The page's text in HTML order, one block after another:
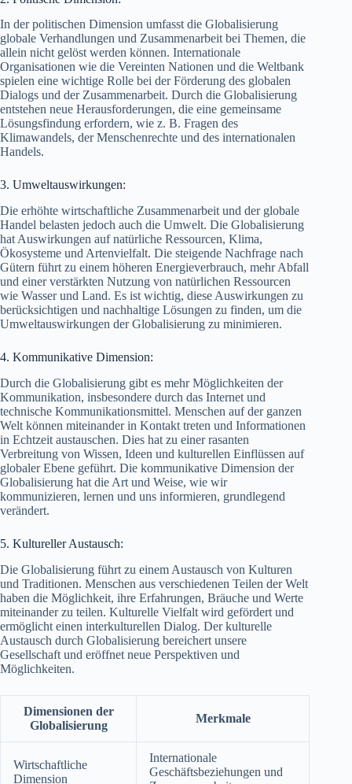
In der politischen Dimension umfasst die Globalisierung
globale Verhandlungen und Zusammenarbeit bei Themen, die
allein nicht gelöst werden können. Internationale
Organisationen wie die Vereinten Nationen und die Weltbank
spielen eine wichtige Rolle bei der Förderung des globalen
Dialogs und der Zusammenarbeit. Durch die Globalisierung
entstehen neue Herausforderungen, die eine gemeinsame
Lösungsfindung erfordern, wie z. B. Fragen des
Klimawandels, der Menschenrechte und des internationalen
Handels.
3. Umweltauswirkungen:
Die erhöhte wirtschaftliche Zusammenarbeit und der globale
Handel belasten jedoch auch die Umwelt. Die Globalisierung
hat Auswirkungen auf natürliche Ressourcen, Klima,
Ökosysteme und Artenvielfalt. Die steigende Nachfrage nach
Gütern führt zu einem höheren Energieverbrauch, mehr Abfall
und einer verstärkten Nutzung von natürlichen Ressourcen
wie Wasser und Land. Es ist wichtig, diese Auswirkungen zu
berücksichtigen und nachhaltige Lösungen zu finden, um die
Umweltauswirkungen der Globalisierung zu minimieren.
4. Kommunikative Dimension:
Durch die Globalisierung gibt es mehr Möglichkeiten der
Kommunikation, insbesondere durch das Internet und
technische Kommunikationsmittel. Menschen auf der ganzen
Welt können miteinander in Kontakt treten und Informationen
in Echtzeit austauschen. Dies hat zu einer rasanten
Verbreitung von Wissen, Ideen und kulturellen Einflüssen auf
globaler Ebene geführt. Die kommunikative Dimension der
Globalisierung hat die Art und Weise, wie wir
kommunizieren, lernen und uns informieren, grundlegend
verändert.
5. Kultureller Austausch:
Die Globalisierung führt zu einem Austausch von Kulturen
und Traditionen. Menschen aus verschiedenen Teilen der Welt
haben die Möglichkeit, ihre Erfahrungen, Bräuche und Werte
miteinander zu teilen. Kulturelle Vielfalt wird gefördert und
ermöglicht einen interkulturellen Dialog. Der kulturelle
Austausch durch Globalisierung bereichert unsere
Gesellschaft und eröffnet neue Perspektiven und
Möglichkeiten.
Dimensionen der
Globalisierung
Merkmale
Wirtschaftliche
Dimension
Internationale
Geschäftsbeziehungen und